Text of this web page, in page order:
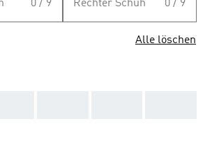
0 / 9 Rechter Schuh 0 / 9
Alle löschen